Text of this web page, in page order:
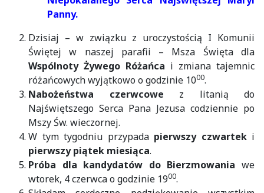
Panny.
Dzisiaj – w związku z uroczystością I Komunii
Świętej w naszej parafii – Msza Święta dla
Wspólnoty Żywego Różańca i zmiana tajemnic
różańcowych wyjątkowo o godzinie 1000.
Nabożeństwa czerwcowe z litanią do
Najświętszego Serca Pana Jezusa codziennie po
Mszy Św. wieczornej.
W tym tygodniu przypada pierwszy czwarteki
pierwszy piątek miesiąca.
Próba dla kandydatów do Bierzmowania we
wtorek, 4 czerwca o godzinie 1900.